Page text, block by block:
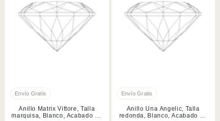
Anillo Matrix Vittore, Talla
marquisa, Blanco, Acabado en
Anillo Una Angelic, Talla
redonda, Blanco, Acabado en